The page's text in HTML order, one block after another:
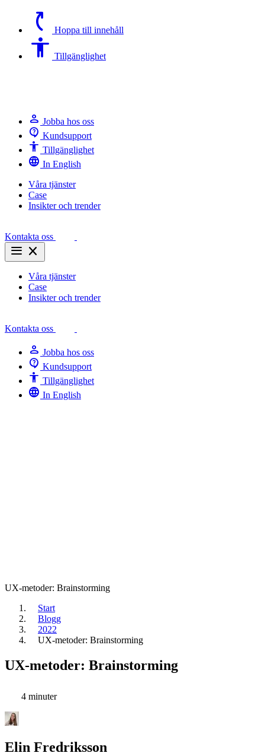
switch_access_shortcut Hoppa till innehåll
Accessibility Tillgänglighet
person Jobba hos oss
contact_support Kundsupport
Accessibility Tillgänglighet
language In English
Våra tjänster
Case
Insikter och trender
Kontakta oss
menu close
Våra tjänster
Case
Insikter och trender
Kontakta oss
person Jobba hos oss
contact_support Kundsupport
Accessibility Tillgänglighet
language In English
UX-metoder: Brainstorming
Start
Blogg
2022
UX-metoder: Brainstorming
UX-metoder: Brainstorming
4 minuter
Elin Fredriksson